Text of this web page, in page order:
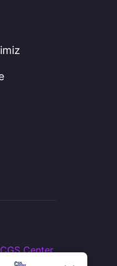
CGS Center